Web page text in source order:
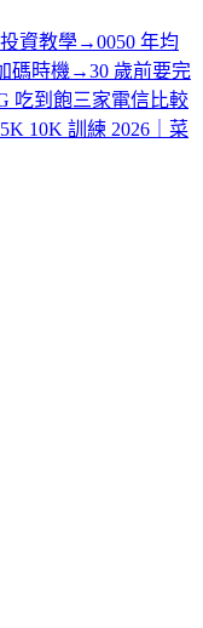
資教學→0050 年均
碼時機 →30 歲前要完
吃到飽三家電信比較
5K 10K 訓練 2026｜菜